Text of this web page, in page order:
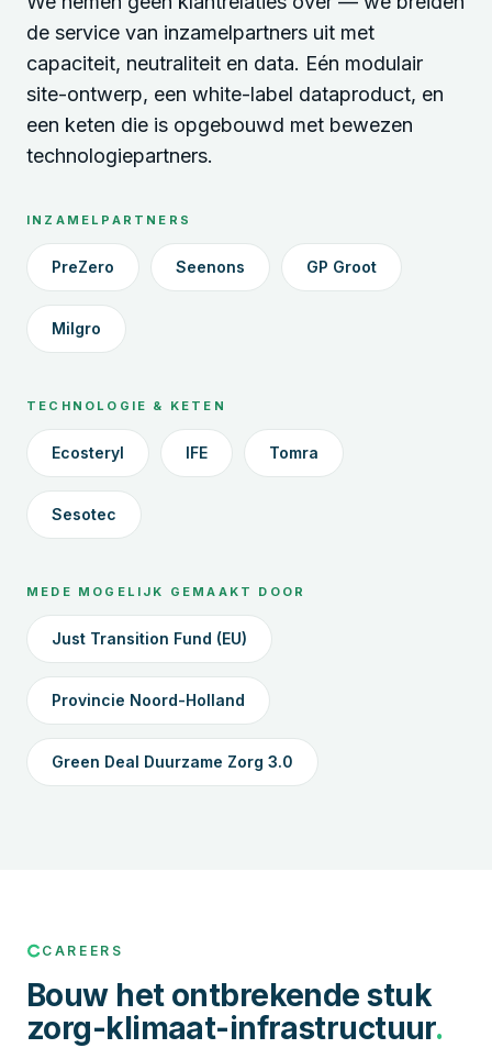
de service van inzamelpartners uit met
capaciteit, neutraliteit en data. Eén modulair
site-ontwerp, een white-label dataproduct, en
een keten die is opgebouwd met bewezen
technologiepartners.
INZAMELPARTNERS
PreZero Seenons GP Groot
Milgro
TECHNOLOGIE & KETEN
Ecosteryl IFE Tomra
Sesotec
MEDE MOGELIJK GEMAAKT DOOR
Just Transition Fund (EU)
Provincie Noord-Holland
Green Deal Duurzame Zorg 3.0
CAREERS
Bouw het ontbrekende stuk
zorg-klimaat-infrastructuur.